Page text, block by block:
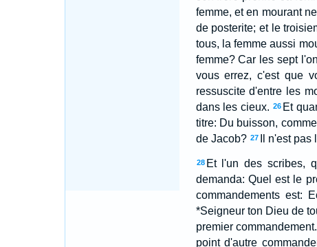
femme, et en mourant
de posterite; et le
tous, la femme aussi
femme? Car les sept
vous errez, c'est que
ressuscite d'entre les
dans les cieux. 26 Et
titre: Du buisson,
de Jacob? 27 Il n'est
28 Et l'un des scribes,
demanda: Quel est le
commandements est:
*Seigneur ton Dieu de
premier commandement.
point d'autre